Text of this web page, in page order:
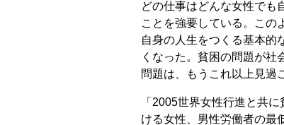
どの仕事はどんな女性でも
ことを強要している。この
自身の人生をつくる基本的
くなった。貧困の問題が社
問題は、もうこれ以上見過
「2005世界女性行進と共
ける女性、男性労働者の最